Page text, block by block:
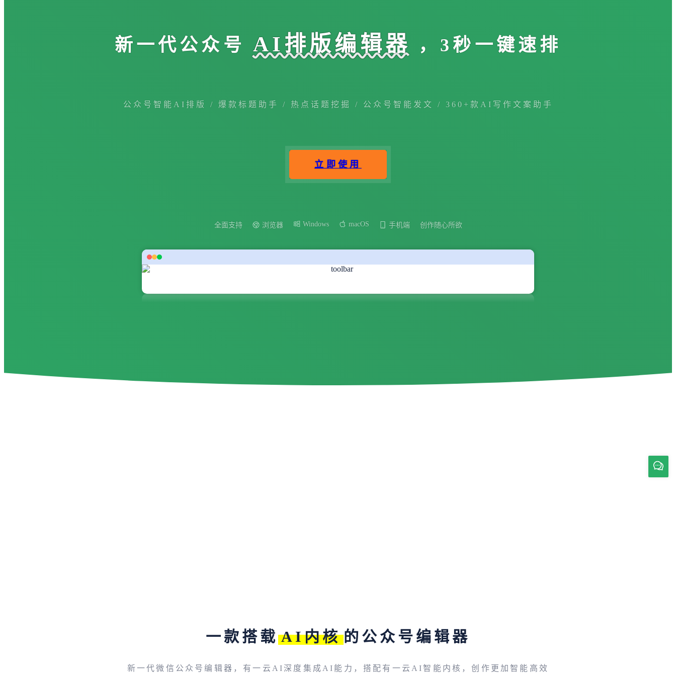
新一代公众号 AI排版编辑器 ，3秒一键速排
公众号智能AI排版 / 爆款标题助手 / 热点话题挖掘 / 公众号智能发文 / 360+款AI写作文案助手
立即使用
全面支持 浏览器 Windows macOS 手机端 创作随心所欲
一款搭载 AI内核 的公众号编辑器
新一代微信公众号编辑器，有一云AI深度集成AI能力，搭配有一云AI智能内核，创作更加智能高效